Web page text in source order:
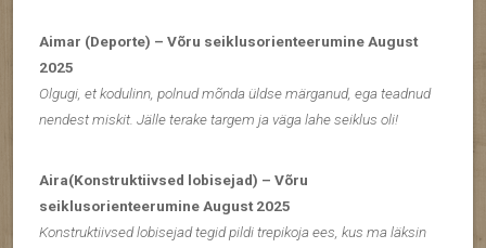
Aimar (Deporte) – Võru seiklusorienteerumine August
2025
Olgugi, et kodulinn, polnud mõnda üldse märganud, ega teadnud
nendest miskit. Jälle terake targem ja väga lahe seiklus oli!
Aira(Konstruktiivsed lobisejad) – Võru
seiklusorienteerumine August 2025
Konstruktiivsed lobisejad tegid pildi trepikoja ees, kus ma läksin